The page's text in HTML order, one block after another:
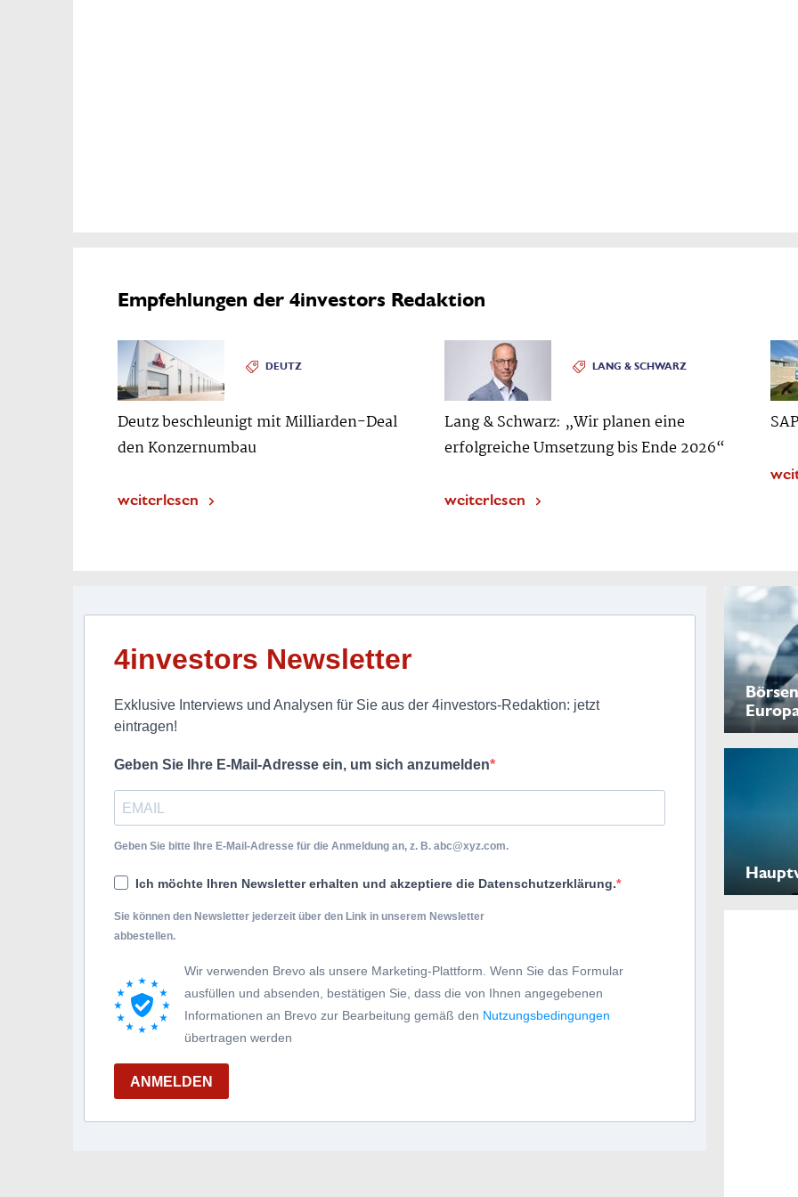
Empfehlungen der 4investors Redaktion
DEUTZ
Deutz beschleunigt mit Milliarden-Deal
den Konzernumbau
weiterlesen
LANG & SCHWARZ
Lang & Schwarz: „Wir planen eine
erfolgreiche Umsetzung bis Ende 2026“
weiterlesen
4investors Newsletter
Exklusive Interviews und Analysen für Sie aus der 4investors-Redaktion: jetzt
eintragen!
Geben Sie Ihre E-Mail-Adresse ein, um sich anzumelden
Geben Sie bitte Ihre E-Mail-Adresse für die Anmeldung an, z. B. abc@xyz.com.
Ich möchte Ihren Newsletter erhalten und akzeptiere die Datenschutzerklärung.
Sie können den Newsletter jederzeit über den Link in unserem Newsletter
abbestellen.
Wir verwenden Brevo als unsere Marketing-Plattform. Wenn Sie das Formular
ausfüllen und absenden, bestätigen Sie, dass die von Ihnen angegebenen
Informationen an Brevo zur Bearbeitung gemäß den Nutzungsbedingungen
übertragen werden
ANMELDEN